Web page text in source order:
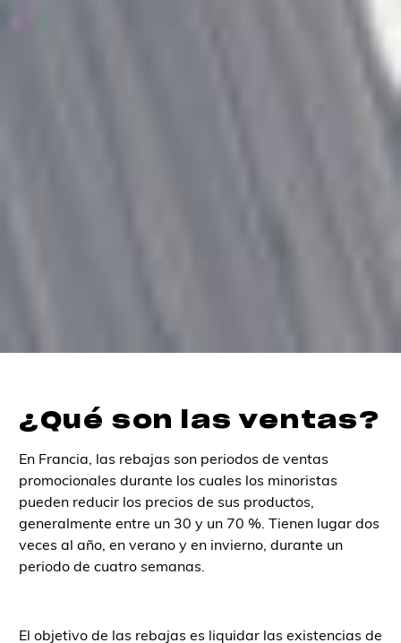
¿Qué son las ventas?
En Francia, las rebajas son periodos de ventas
promocionales durante los cuales los minoristas
pueden reducir los precios de sus productos,
generalmente entre un 30 y un 70 %. Tienen lugar dos
veces al año, en verano y en invierno, durante un
periodo de cuatro semanas.
El objetivo de las rebajas es liquidar las existencias de